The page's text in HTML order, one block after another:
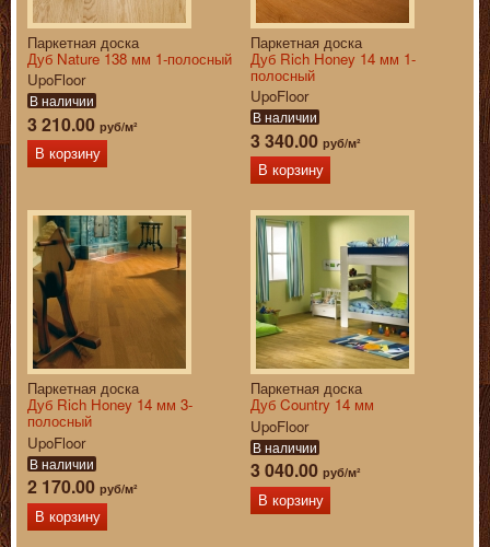
Паркетная доска
Дуб Nature 138 мм 1-полосный
UpoFloor
В наличии
3 210.00 руб/м²
В корзину
Паркетная доска
Дуб Rich Honey 14 мм 1-
полосный
UpoFloor
В наличии
3 340.00 руб/м²
В корзину
Паркетная доска
Дуб Rich Honey 14 мм 3-
полосный
UpoFloor
В наличии
2 170.00 руб/м²
В корзину
Паркетная доска
Дуб Country 14 мм
UpoFloor
В наличии
3 040.00 руб/м²
В корзину